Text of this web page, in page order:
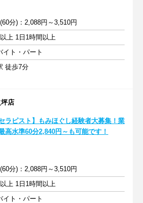
分)：2,088円～3,510円
上 1日1時間以上
イト・パート
徒歩7分
店
セラピスト】もみほぐし経験者大募集！業
高水準60分2,840円～も可能です！
分)：2,088円～3,510円
上 1日1時間以上
イト・パート